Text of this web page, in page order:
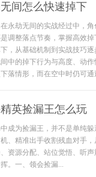
间怎么快速掉下
永劫无间的实战经过中，
调整落点节奏，掌握高效
，从基础机制到实战技巧
中的掉下行为与高度、动
落情形，而在空中时仍可通
英捡漏王怎么玩
成为捡漏王，并不是单纯
、精准出手收割残血对手
资源分配、站位觉悟、听
。一、领会捡漏...